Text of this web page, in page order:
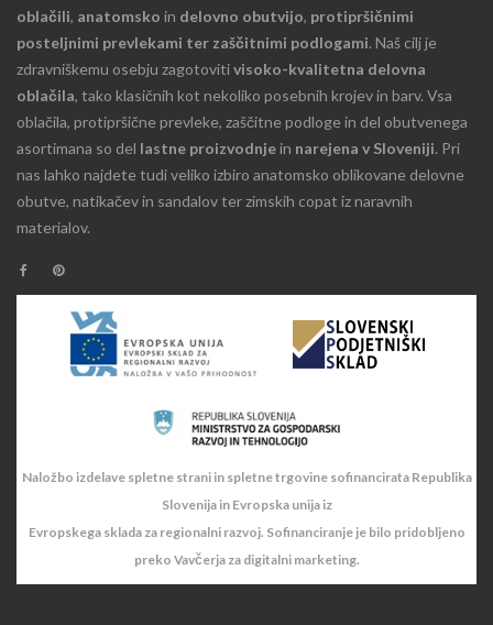
oblačili, anatomsko in delovno obutvijo, protipršičnimi
posteljnimi prevlekami ter zaščitnimi podlogami. Naš cilj je
zdravniškemu osebju zagotovitivisoko-kvalitetna delovna
oblačila, tako klasičnih kot nekoliko posebnih krojev in barv. Vsa
oblačila, protipršične prevleke, zaščitne podloge in del obutvenega
asortimana so del lastne proizvodnjein narejena v Sloveniji. Pri
nas lahko najdete tudi veliko izbiro anatomsko oblikovane delovne
obutve, natikačev in sandalov ter zimskih copat iz naravnih
materialov.
Naložbo izdelave spletne strani in spletne trgovine sofinancirata Republika
Slovenija in Evropska unija iz
Evropskega sklada za regionalni razvoj. Sofinanciranje je bilo pridobljeno
preko Vavčerja za digitalni marketing.